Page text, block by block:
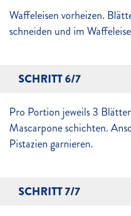
Waffeleisen vorheizen.
schneiden und im
SCHRITT 6/7
Pro Portion jeweils 3
Mascarpone schichten.
Pistazien garnieren.
SCHRITT 7/7